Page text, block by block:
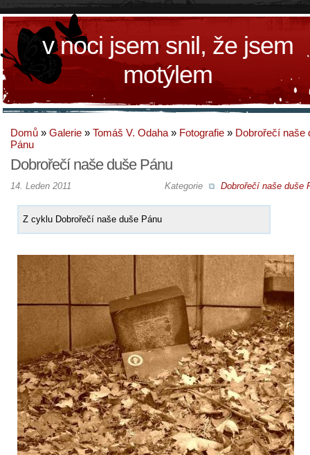
v noci jsem snil, že jsem
motýlem
Domů » Galerie » Tomáš V. Odaha » Fotografie » Dobrořečí naše
Pánu
Dobrořečí naše duše Pánu
Kategorie Dobrořečí naše duše
14. Leden 2011
Z cyklu Dobrořečí naše duše Pánu